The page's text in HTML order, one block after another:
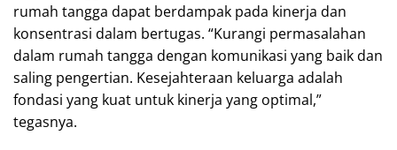
rumah tangga dapat berdampak pada kinerja dan
konsentrasi dalam bertugas. “Kurangi permasalahan
dalam rumah tangga dengan komunikasi yang baik dan
saling pengertian. Kesejahteraan keluarga adalah
fondasi yang kuat untuk kinerja yang optimal,”
tegasnya.